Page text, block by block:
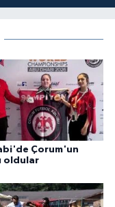
Çorum'un
oldular